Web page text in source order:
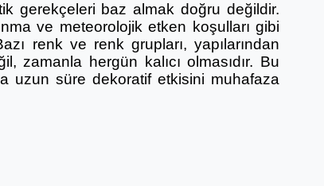
gerekçeleri baz almak doğru değildir.
ve meteorolojik etken koşulları gibi
renk ve renk grupları, yapılarından
zamanla hergün kalıcı olmasıdır. Bu
uzun süre dekoratif etkisini muhafaza